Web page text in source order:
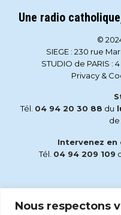
Nous respectons
Une radio
©
SIEGE : 230 rue
STUDIO de PARIS :
Privacy &
Tél. 04 94 20 30 88 du
de
Intervenez
Tél. 04 94 209 109